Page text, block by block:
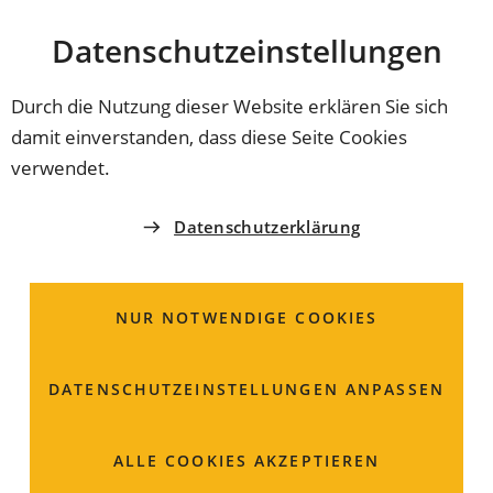
Datenschutz­einstellungen
Durch die Nutzung dieser Website erklären Sie sich
damit einverstanden, dass diese Seite Cookies
verwendet.
Datenschutzerklärung
NUR NOTWENDIGE COOKIES
DATENSCHUTZ­EINSTELLUNGEN ANPASSEN
ALLE COOKIES AKZEPTIEREN
INHALT ANSPRINGEN
Coburg
Markt 9
96450 Coburg
09561 80870